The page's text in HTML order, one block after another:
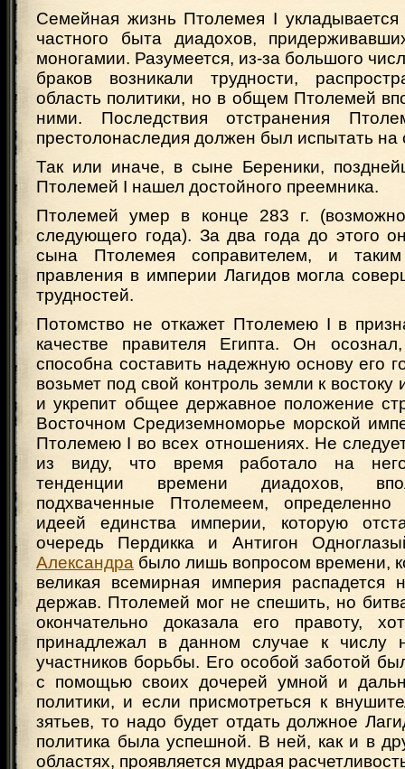
Семейная жизнь Птолемея I
частного быта диадохов,
моногамии. Разумеется, из-за большого
браков возникали трудности,
область политики, но в общем Птолемей
ними. Последствия отстранения
престолонаследия должен был испытать
Так или иначе, в сыне Береники,
Птолемей I нашел достойного преемника.
Птолемей умер в конце 283 г.
следующего года). За два года до этого
сына Птолемея соправителем, и
правления в империи Лагидов могла
трудностей.
Потомство не откажет Птолемею I в
качестве правителя Египта. Он
способна составить надежную основу его
возьмет под свой контроль земли к востоку
и укрепит общее державное положение
Восточном Средиземноморье морской
Птолемею I во всех отношениях. Не
из виду, что время работало на
тенденции времени диадохов,
подхваченные Птолемеем,
идеей единства империи, которую
очередь Пердикка и Антигон
Александра было лишь вопросом времени,
великая всемирная империя распадется
держав. Птолемей мог не спешить, но
окончательно доказала его правоту,
принадлежал в данном случае к числу
участников борьбы. Его особой заботой
с помощью своих дочерей умной и
политики, и если присмотреться к
зятьев, то надо будет отдать должное
политика была успешной. В ней, как и в
областях, проявляется мудрая